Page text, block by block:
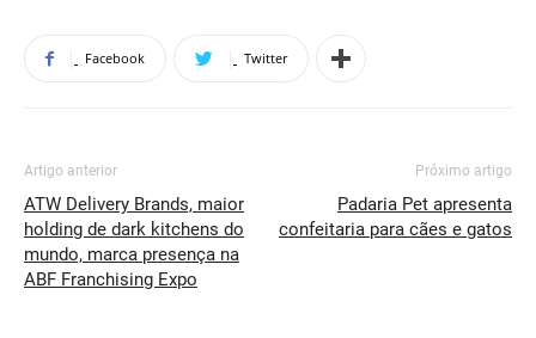
Facebook Twitter
Artigo anterior
ATW Delivery Brands, maior
holding de dark kitchens do
mundo, marca presença na
ABF Franchising Expo
Próximo artigo
Padaria Pet apresenta
confeitaria para cães e gatos